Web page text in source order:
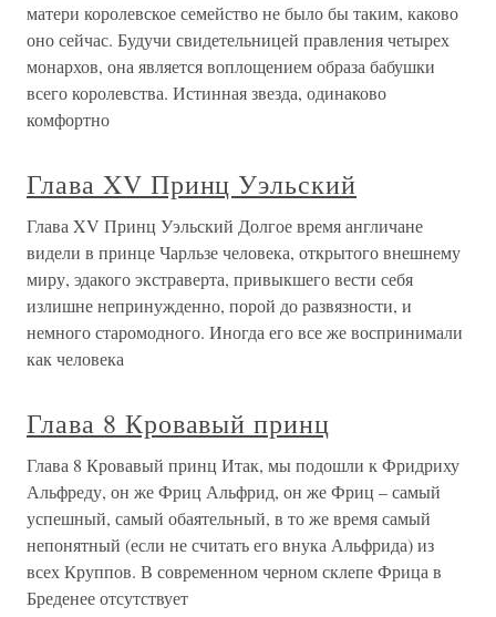
матери королевское семейство не было бы таким, каково
оно сейчас. Будучи свидетельницей правления четырех
монархов, она является воплощением образа бабушки
всего королевства. Истинная звезда, одинаково
комфортно
Глава XV Принц Уэльский
Глава XV Принц Уэльский Долгое время англичане
видели в принце Чарльзе человека, открытого внешнему
миру, эдакого экстраверта, привыкшего вести себя
излишне непринужденно, порой до развязности, и
немного старомодного. Иногда его все же воспринимали
как человека
Глава 8 Кровавый принц
Глава 8 Кровавый принц Итак, мы подошли к Фридриху
Альфреду, он же Фриц Альфрид, он же Фриц – самый
успешный, самый обаятельный, в то же время самый
непонятный (если не считать его внука Альфрида) из
всех Круппов. В современном черном склепе Фрица в
Бреденее отсутствует